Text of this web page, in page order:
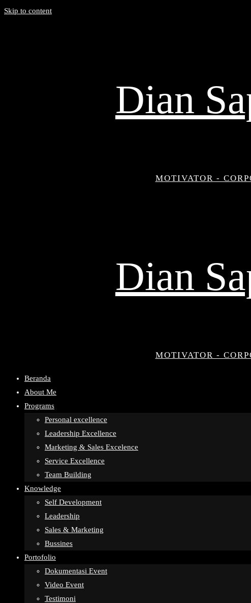
Skip to content
Dian
MOTIVATOR -
Dian
MOTIVATOR -
Beranda
About Me
Programs
Personal excellence
Leadership Excellence
Marketing & Sales Excelence
Service Excellence
Team Building
Knowledge
Self Development
Leadership
Sales & Marketing
Bussines
Portofolio
Dokumentasi Event
Video Event
Testimoni